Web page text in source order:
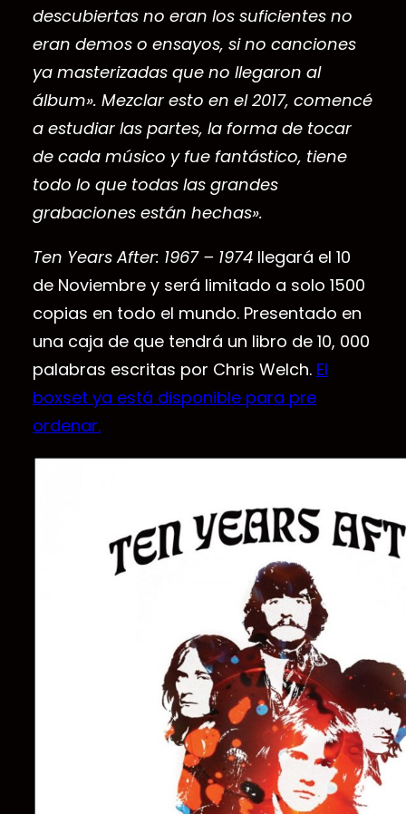
descubiertas no eran los suficientes no
eran demos o ensayos, si no canciones
ya masterizadas que no llegaron al
álbum». Mezclar esto en el 2017, comencé
a estudiar las partes, la forma de tocar
de cada músico y fue fantástico, tiene
todo lo que todas las grandes
grabaciones están hechas».
Ten Years After: 1967 – 1974 llegará el 10
de Noviembre y será limitado a solo 1500
copias en todo el mundo. Presentado en
una caja de que tendrá un libro de 10, 000
palabras escritas por Chris Welch. El
boxset ya está disponible para pre
ordenar.